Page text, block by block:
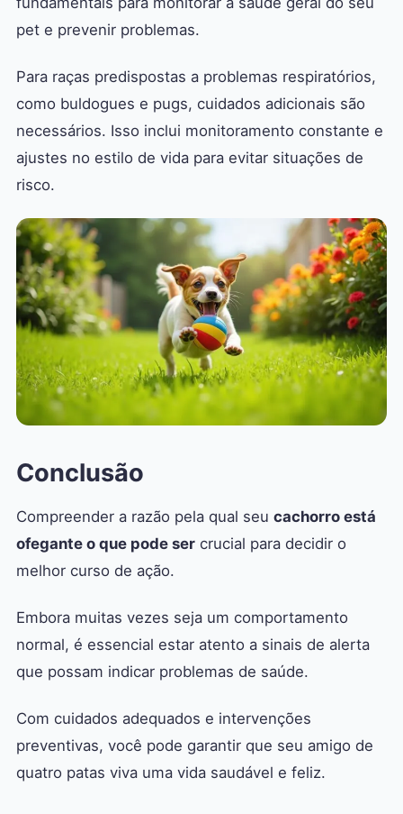
pet e prevenir problemas.
Para raças predispostas a problemas respiratórios,
como buldogues e pugs, cuidados adicionais são
necessários. Isso inclui monitoramento constante e
ajustes no estilo de vida para evitar situações de
risco.
Conclusão
Compreender a razão pela qual seu cachorro está
ofegante o que pode ser crucial para decidir o
melhor curso de ação.
Embora muitas vezes seja um comportamento
normal, é essencial estar atento a sinais de alerta
que possam indicar problemas de saúde.
Com cuidados adequados e intervenções
preventivas, você pode garantir que seu amigo de
quatro patas viva uma vida saudável e feliz.